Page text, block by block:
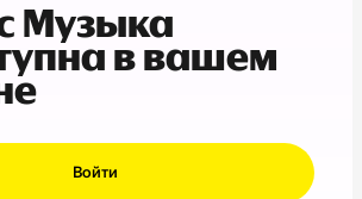
Музыка
в вашем
Войти